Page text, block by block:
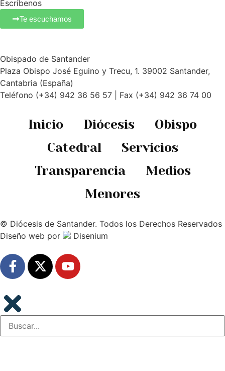
Escríbenos
Te escuchamos
Obispado de Santander
Plaza Obispo José Eguino y Trecu, 1. 39002 Santander,
Cantabria (España)
Teléfono (+34) 942 36 56 57 | Fax (+34) 942 36 74 00
Inicio Diócesis
Obispo
Catedral
Servicios
Transparencia
Medios
Menores
© Diócesis de Santander. Todos los Derechos Reservados
Diseño web por Disenium